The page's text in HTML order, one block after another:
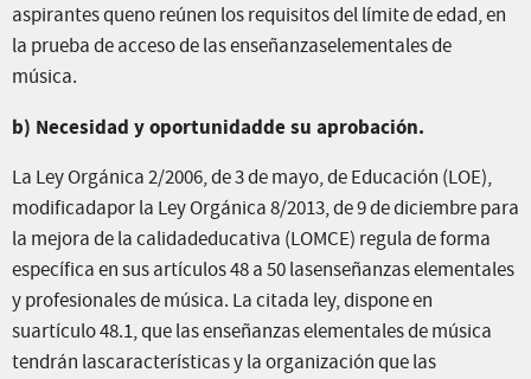
aspirantes queno reúnen los requisitos del límite de edad, en
la prueba de acceso de las enseñanzaselementales de
música.
b) Necesidad y oportunidadde su aprobación.
La Ley Orgánica 2/2006, de 3 de mayo, de Educación (LOE),
modificadapor la Ley Orgánica 8/2013, de 9 de diciembre para
la mejora de la calidadeducativa (LOMCE) regula de forma
específica en sus artículos 48 a 50 lasenseñanzas elementales
y profesionales de música. La citada ley, dispone en
suartículo 48.1, que las enseñanzas elementales de música
tendrán lascaracterísticas y la organización que las